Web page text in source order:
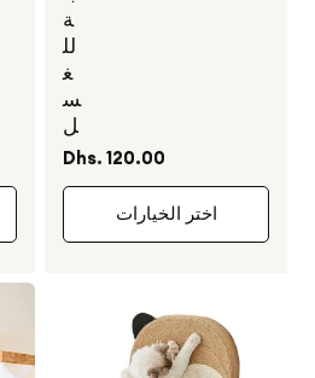
ة
لل
غ
س
ل
السعر
العادي
Dhs. 120.00
اختر الخيارات